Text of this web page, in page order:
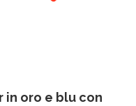
in oro e blu con